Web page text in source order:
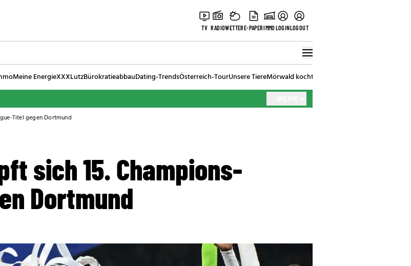
TV RADIOWETTERE-PAPERIMMOLOGINLOGOUT
Meine EnergieXXXLutzBürokratieabbauDating-TrendsÖsterreich-TourUnsere TiereMörwald kocht
Titel gegen Dortmund
sich 15. Champions-
Dortmund